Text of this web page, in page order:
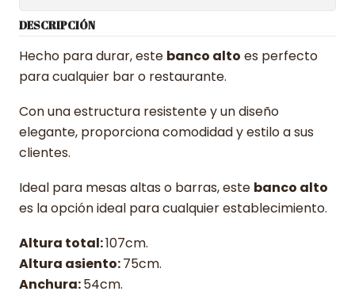
DESCRIPCIÓN
Hecho para durar, este banco alto es perfecto
para cualquier bar o restaurante.
Con una estructura resistente y un diseño
elegante, proporciona comodidad y estilo a sus
clientes.
Ideal para mesas altas o barras, este banco alto
es la opción ideal para cualquier establecimiento.
Altura total:107cm.
Altura asiento:75cm.
Anchura:54cm.